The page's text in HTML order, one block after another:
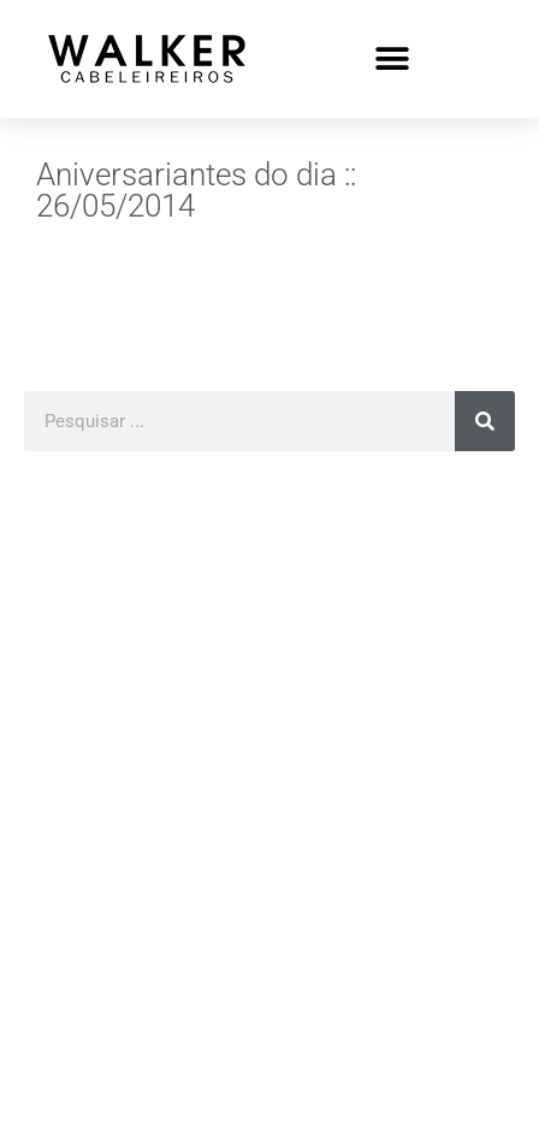
Aniversariantes do dia ::
26/05/2014